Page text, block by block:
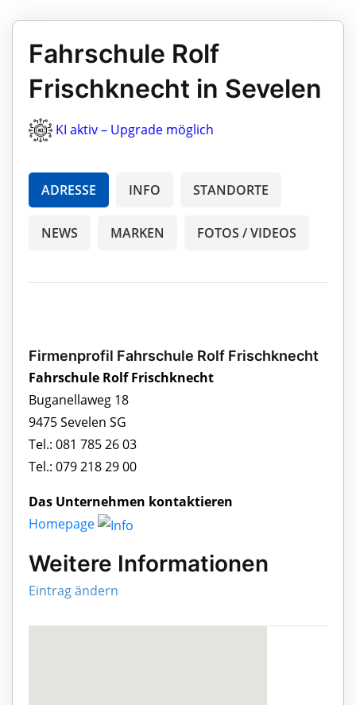
Fahrschule Rolf
Frischknecht in Sevelen
KI aktiv – Upgrade möglich
ADRESSE INFO STANDORTE
NEWS MARKEN FOTOS / VIDEOS
Firmenprofil Fahrschule Rolf Frischknecht
Fahrschule Rolf Frischknecht
Buganellaweg 18
9475 Sevelen SG
Tel.: 081 785 26 03
Tel.: 079 218 29 00
Das Unternehmen kontaktieren
Homepage
Weitere Informationen
Eintrag ändern